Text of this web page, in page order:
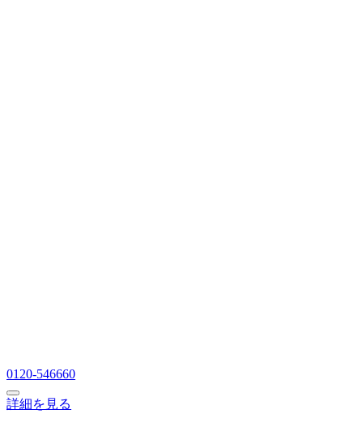
0120-546660
詳細を見る